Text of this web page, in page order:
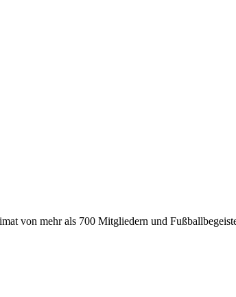
von mehr als 700 Mitgliedern und